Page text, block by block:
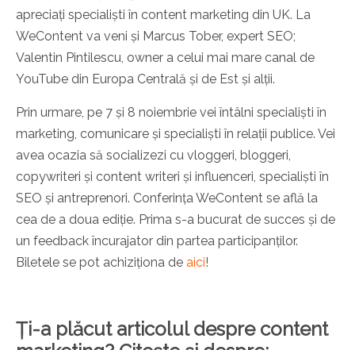
apreciați specialiști în content marketing din UK. La
WeContent va veni și Marcus Tober, expert SEO;
Valentin Pintilescu, owner a celui mai mare canal de
YouTube din Europa Centrală și de Est și alții.
Prin urmare, pe 7 și 8 noiembrie vei întâlni specialiști în
marketing, comunicare și specialiști în relații publice. Vei
avea ocazia să socializezi cu vloggeri, bloggeri,
copywriteri și content writeri și influenceri, specialiști în
SEO și antreprenori. Conferința WeContent se află la
cea de a doua ediție. Prima s-a bucurat de succes și de
un feedback încurajator din partea participanților.
Biletele se pot achiziționa de aici!
Ți-a plăcut articolul despre content